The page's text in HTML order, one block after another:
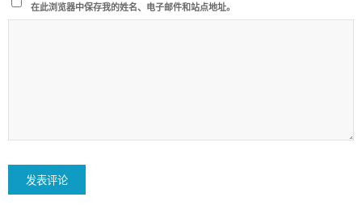
在此浏览器中保存我的姓名、电子邮件和站点地址。